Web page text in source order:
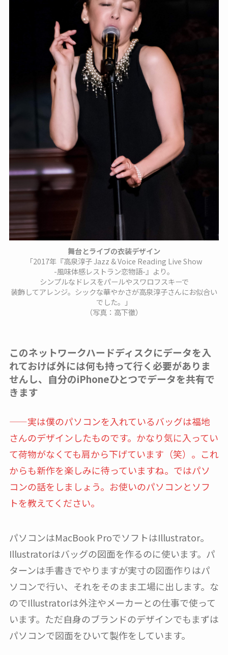
舞台とライブの衣装デザイン
「2017年『⾼泉淳⼦ Jazz & Voice Reading Live Show
-風味体感レストラン恋物語-』より。
シンプルなドレスをパールやスワロフスキーで
装飾してアレンジ。シックな華やかさが高泉淳子さんにお似合い
でした。」
（写真：高下徹）
このネットワークハードディスクにデータを入
れておけば外には何も持って行く必要がありま
せんし、自分のiPhoneひとつでデータを共有で
きます
——実は僕のパソコンを入れているバッグは福地
さんのデザインしたものです。かなり気に入ってい
て荷物がなくても肩から下げています（笑）。これ
からも新作を楽しみに待っていますね。ではパソ
コンの話をしましょう。お使いのパソコンとソフ
トを教えてください。
パソコンはMacBook ProでソフトはIllustrator。
Illustratorはバッグの図面を作るのに使います。パ
ターンは手書きでやりますが実寸の図面作りはパ
ソコンで行い、それをそのまま工場に出します。な
のでIllustratorは外注やメーカーとの仕事で使って
います。ただ自身のブランドのデザインでもまずは
パソコンで図面をひいて製作をしています。